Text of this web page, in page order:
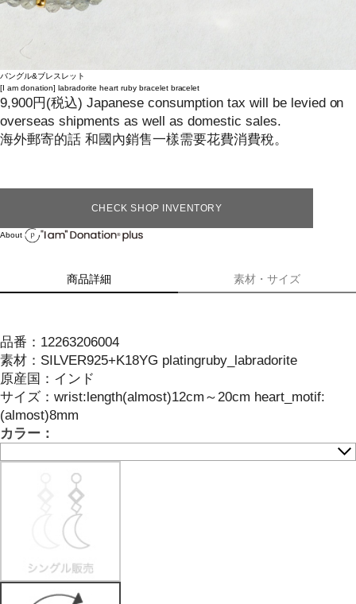
バングル&ブレスレット
[I am donation] labradorite heart ruby bracelet bracelet
9,900円 (税込) Japanese consumption tax will be levied on
overseas shipments as well as domestic sales.
海外郵寄的話 和國內銷售一樣需要花費消費稅。
CHECK SHOP INVENTORY
About
商品詳細 素材・サイズ
品番： 12263206004
素材： SILVER925+K18YG platingruby_labradorite
原産国： インド
サイズ： wrist:length(almost)12cm～20cm heart_motif:
(almost)8mm
カラー：